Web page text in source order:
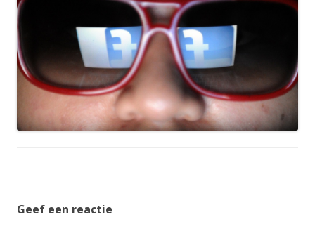
Geef een reactie